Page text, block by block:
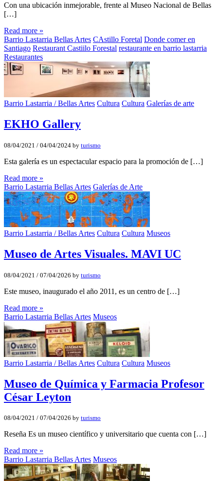
Con una ubicación inmejorable, frente al Museo Nacional de Bellas
[…]
Read more »
Barrio Lastarria Bellas Artes CAstillo Foretal Donde comer en
Santiago Restaurant Castiilo Forestal restaurante en barrio lastarria
Restaurantes
Barrio Lastarria / Bellas Artes Cultura Cultura Galerías de arte
EKHO Gallery
08/04/2021 / 04/04/2024 by turismo
Esta galería es un espectacular espacio para la promoción de […]
Read more »
Barrio Lastarria Bellas Artes Galerías de Arte
Barrio Lastarria / Bellas Artes Cultura Cultura Museos
Museo de Artes Visuales. MAVI UC
08/04/2021 / 07/04/2026 by turismo
Este museo, inaugurado el año 2011, es un centro de […]
Read more »
Barrio Lastarria Bellas Artes Museos
Barrio Lastarria / Bellas Artes Cultura Cultura Museos
Museo de Quí­mica y Farmacia Profesor
César Leyton
08/04/2021 / 07/04/2026 by turismo
Reseña Es un museo científico y universitario que cuenta con […]
Read more »
Barrio Lastarria Bellas Artes Museos